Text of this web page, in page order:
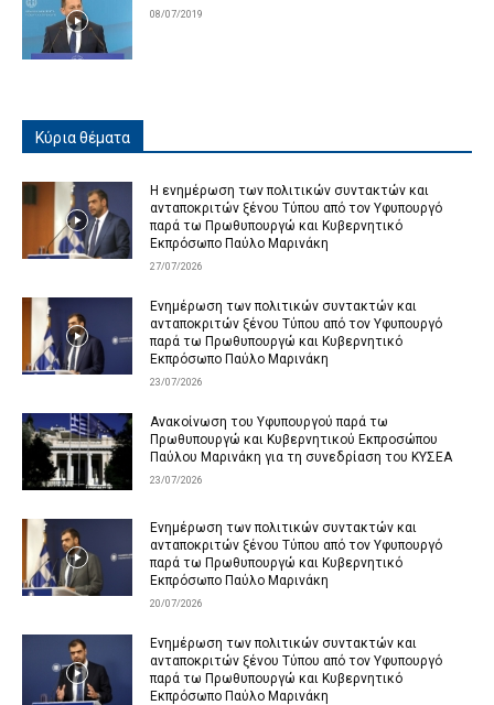
08/07/2019
Κύρια θέματα
Η ενημέρωση των πολιτικών συντακτών και
ανταποκριτών ξένου Τύπου από τον Υφυπουργό
παρά τω Πρωθυπουργώ και Κυβερνητικό
Εκπρόσωπο Παύλο Μαρινάκη
27/07/2026
Ενημέρωση των πολιτικών συντακτών και
ανταποκριτών ξένου Τύπου από τον Υφυπουργό
παρά τω Πρωθυπουργώ και Κυβερνητικό
Εκπρόσωπο Παύλο Μαρινάκη
23/07/2026
Ανακοίνωση του Υφυπουργού παρά τω
Πρωθυπουργώ και Κυβερνητικού Εκπροσώπου
Παύλου Μαρινάκη για τη συνεδρίαση του ΚΥΣΕΑ
23/07/2026
Ενημέρωση των πολιτικών συντακτών και
ανταποκριτών ξένου Τύπου από τον Υφυπουργό
παρά τω Πρωθυπουργώ και Κυβερνητικό
Εκπρόσωπο Παύλο Μαρινάκη
20/07/2026
Ενημέρωση των πολιτικών συντακτών και
ανταποκριτών ξένου Τύπου από τον Υφυπουργό
παρά τω Πρωθυπουργώ και Κυβερνητικό
Εκπρόσωπο Παύλο Μαρινάκη